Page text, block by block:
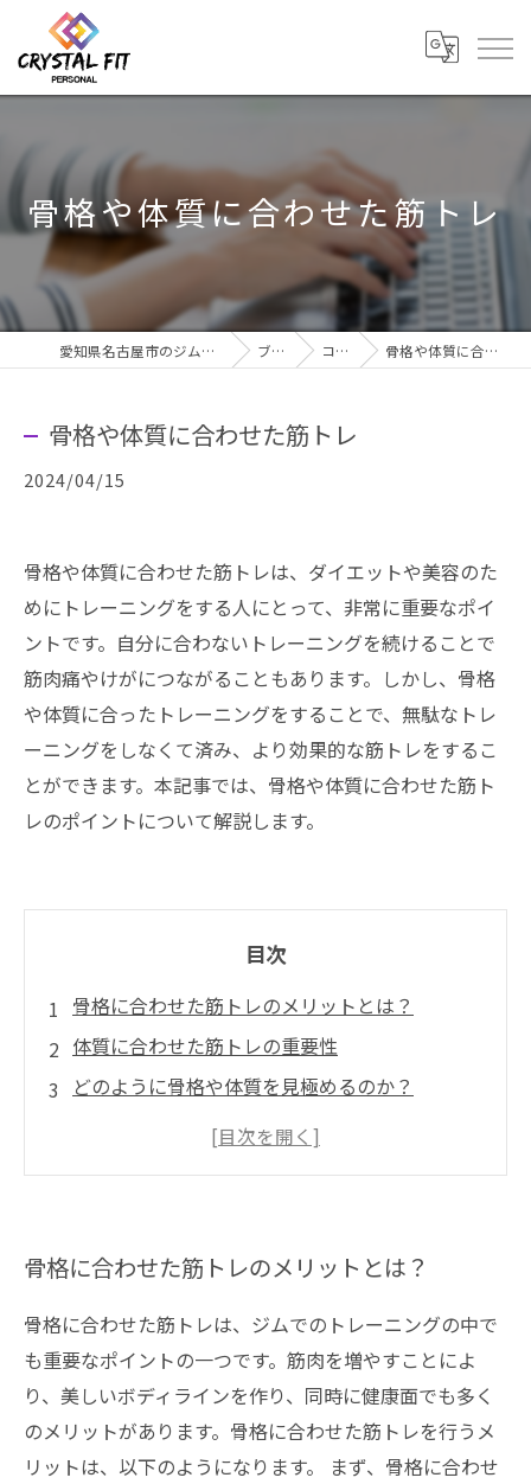
骨格や体質に合わせた筋トレ
愛知県名古屋市のジムならCRYSTAL Fit ブログ コラム 骨格や体質に合わせた筋トレ
骨格や体質に合わせた筋トレ
2024/04/15
骨格や体質に合わせた筋トレは、ダイエットや美容のた
めにトレーニングをする人にとって、非常に重要なポイ
ントです。自分に合わないトレーニングを続けることで
筋肉痛やけがにつながることもあります。しかし、骨格
や体質に合ったトレーニングをすることで、無駄なトレ
ーニングをしなくて済み、より効果的な筋トレをするこ
とができます。本記事では、骨格や体質に合わせた筋ト
レのポイントについて解説します。
目次
骨格に合わせた筋トレのメリットとは？
体質に合わせた筋トレの重要性
どのように骨格や体質を見極めるのか？
骨格や体質別に効果的な筋トレの種類
骨格に合わせた筋トレのメリットとは？
骨格に合わせた筋トレは、ジムでのトレーニングの中で
も重要なポイントの一つです。筋肉を増やすことによ
り、美しいボディラインを作り、同時に健康面でも多く
のメリットがあります。骨格に合わせた筋トレを行うメ
リットは、以下のようになります。 まず、骨格に合わせ